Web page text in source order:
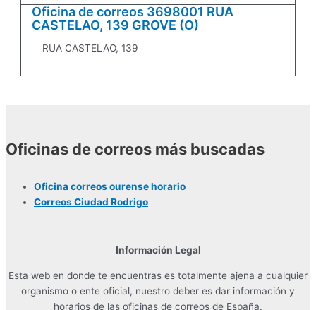
Oficina de correos 3698001 RUA
CASTELAO, 139 GROVE (O)
RUA CASTELAO, 139
Oficinas de correos más buscadas
Oficina correos ourense horario
Correos Ciudad Rodrigo
Información Legal
Esta web en donde te encuentras es totalmente ajena a cualquier
organismo o ente oficial, nuestro deber es dar información y
horarios de las oficinas de correos de España.